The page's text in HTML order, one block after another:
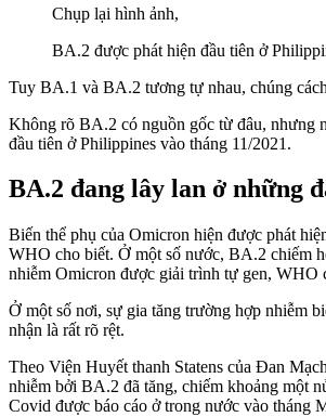
Chụp lại hình ảnh,
BA.2 được phát hiện đầu tiên ở
Tuy BA.1 và BA.2 tương tự nhau, chúng
Không rõ BA.2 có nguồn gốc từ đâu, nhưng
đầu tiên ở Philippines vào tháng 11/2021.
BA.2 đang lây lan ở những
Biến thể phụ của Omicron hiện được phát
WHO cho biết. Ở một số nước, BA.2 chiếm
nhiễm Omicron được giải trình tự gen, WHO
Ở một số nơi, sự gia tăng trường hợp nhiễm
nhận là rất rõ rệt.
Theo Viện Huyết thanh Statens của Đan
nhiễm bởi BA.2 đã tăng, chiếm khoảng một
Covid được báo cáo ở trong nước vào tháng